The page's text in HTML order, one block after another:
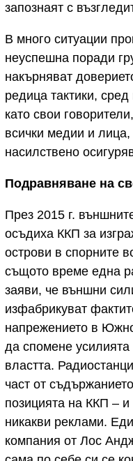
запознаят с
В много ситуации
неуспешна поради
накърняват
редица тактики,
като свои
всички медии и лица,
насилствено
Подравняване на
През 2015 г.
осъдиха ККП за
острови в спорните
същото време една
заяви, че външни
изфабрикуват
напрежението в
да спомене
властта.
част от
позицията на ККП – и
никакви реклами.
компания от Лос